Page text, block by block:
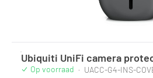
Ubiquiti UniFi camera
Op voorraad · UACC-G4-INS-